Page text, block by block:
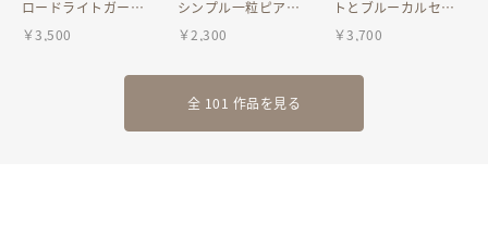
ロードライトガーネ
ット・シェルのピア
ス（イヤリング）
￥3,500
シンプル一粒ピアス
（イヤリング）
№9212
￥2,300
トとブルーカルセド
ニーのピアス（イヤ
リング）
￥3,700
全 101 作品を見る